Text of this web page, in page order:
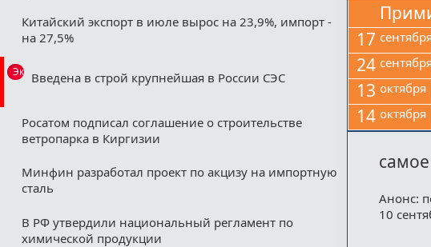
Китайский экспорт в июле вырос на 23,9%, импорт -
на 27,5%
Эксклюзив
Введена в строй крупнейшая в России СЭС
Росатом подписал соглашение о строительстве
ветропарка в Киргизии
Минфин разработал проект по акцизу на импортную
сталь
В РФ утвердили национальный регламент по
химической продукции
17 сентября
24 сентября
13 октября
14 октября
Анонс:
10